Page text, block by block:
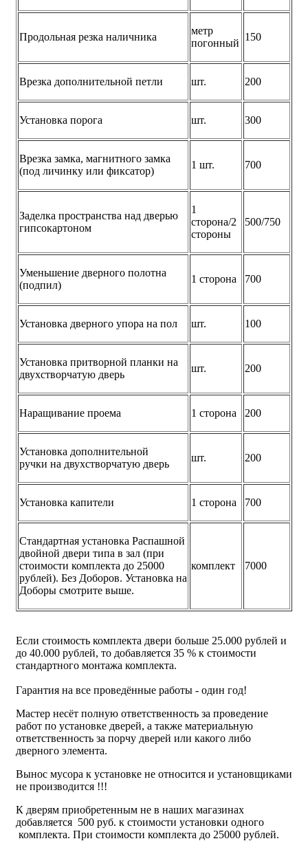
Продольная резка наличника
метр
погонный
150
Врезка дополнительной петли шт. 200
Установка порога шт. 300
Врезка замка, магнитного замка
(под личинку или фиксатор)
1 шт. 700
Заделка пространства над дверью
гипсокартоном
1
сторона/2
стороны
500/750
Уменьшение дверного полотна
(подпил)
1 сторона 700
Установка дверного упора на пол шт. 100
Установка притворной планки на
двухстворчатую дверь
шт. 200
Наращивание проема 1 сторона 200
Установка дополнительной
ручки на двухстворчатую дверь
шт. 200
Установка капители 1 сторона 700
Стандартная установка Распашной
двойной двери типа в зал (при
стоимости комплекта до 25000
рублей). Без Доборов. Установка на
Доборы смотрите выше.
комплект 7000
Если стоимость комплекта двери больше 25.000 рублей и
до 40.000 рублей, то добавляется 35 % к стоимости
стандартного монтажа комплекта.
Гарантия на все проведённые работы - один год!
Мастер несёт полную ответственность за проведение
работ по установке дверей, а также материальную
ответственность за порчу дверей или какого либо
дверного элемента.
Вынос мусора к установке не относится и установщиками
не производится !!!
К дверям приобретенным не в наших магазинах
добавляется 500 руб. к стоимости установки одного
комплекта. При стоимости комплекта до 25000 рублей.